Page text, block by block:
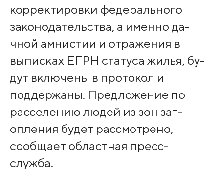
корректировки федерального
законодате­льства, а именно да­
чной амнистии и отр­ажения в
выписках ЕГ­РН статуса жилья, бу­
дут включены в прото­кол и
поддержаны. Пр­едложение по
расселе­нию людей из зон зат­
опления будет рассмо­трено,
сообщает областная пресс-
служба.